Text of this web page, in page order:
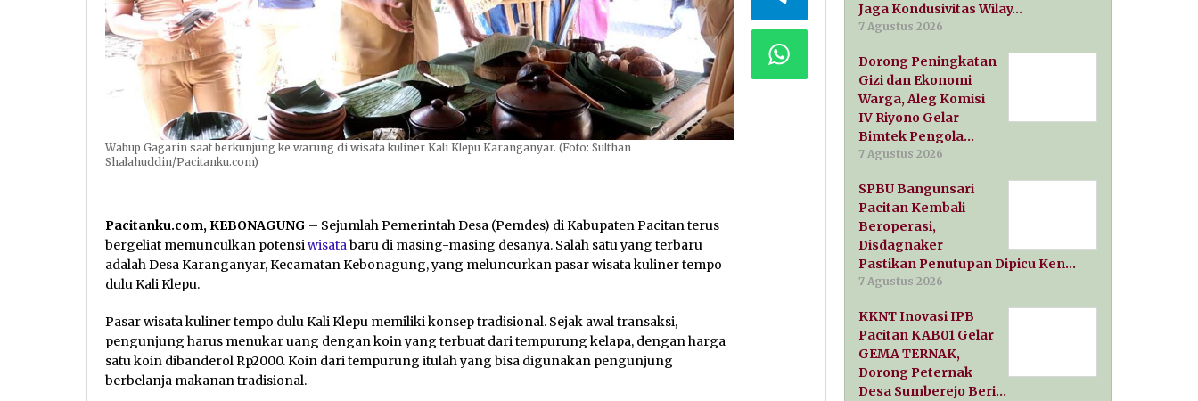
Wabup Gagarin saat berkunjung ke warung di wisata kuliner Kali Klepu Karanganyar. (Foto: Sulthan
Shalahuddin/Pacitanku.com)
Pacitanku.com, KEBONAGUNG – Sejumlah Pemerintah Desa (Pemdes) di Kabupaten Pacitan terus
bergeliat memunculkan potensiwisatabaru di masing-masing desanya. Salah satu yang terbaru
adalah Desa Karanganyar, Kecamatan Kebonagung, yang meluncurkan pasar wisata kuliner tempo
dulu Kali Klepu.
Pasar wisata kuliner tempo dulu Kali Klepu memiliki konsep tradisional. Sejak awal transaksi,
pengunjung harus menukar uang dengan koin yang terbuat dari tempurung kelapa, dengan harga
satu koin dibanderol Rp2000. Koin dari tempurung itulah yang bisa digunakan pengunjung
berbelanja makanan tradisional.
Jaga Kondusivitas Wilay…
7 Agustus 2026
Dorong Peningkatan
Gizi dan Ekonomi
Warga, Aleg Komisi
IV Riyono Gelar
Bimtek Pengola…
7 Agustus 2026
SPBU Bangunsari
Pacitan Kembali
Beroperasi,
Disdagnaker
Pastikan Penutupan Dipicu Ken…
7 Agustus 2026
KKNT Inovasi IPB
Pacitan KAB01 Gelar
GEMA TERNAK,
Dorong Peternak
Desa Sumberejo Beri…